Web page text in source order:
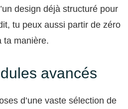
design déjà structuré pour
tu peux aussi partir de zéro
ta manière.
avancés
d’une vaste sélection de